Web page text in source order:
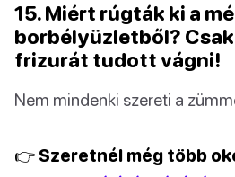
15. Miért rúgták ki a
borbélyüzletből?
frizurát tudott vágni!
Nem mindenki szereti a
👉 Szeretnél még több